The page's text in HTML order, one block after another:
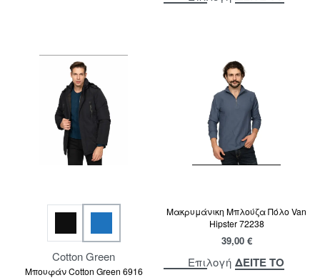
Cotton Green
Μπουφάν Cotton Green 6916
Μακρυμάνικη Μπλούζα Πόλο Van
Hipster 72238
39,00 €
Επιλογή ΔΕΙΤΕ ΤΟ